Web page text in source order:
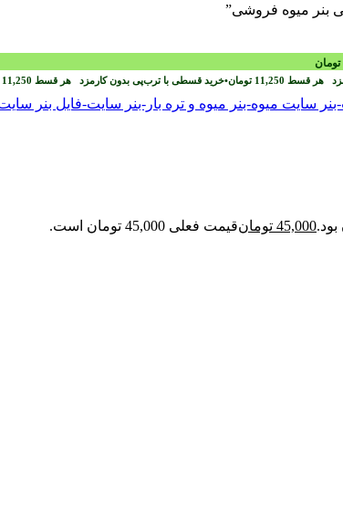
بنر میوه فروشی”
تومان
هر قسط 11,250 تومان•خرید قسطی با ترب‌پی بدون کارمزد هر قسط 11,250
45,000 تومانقیمت فعلی 45,000 تومان است.